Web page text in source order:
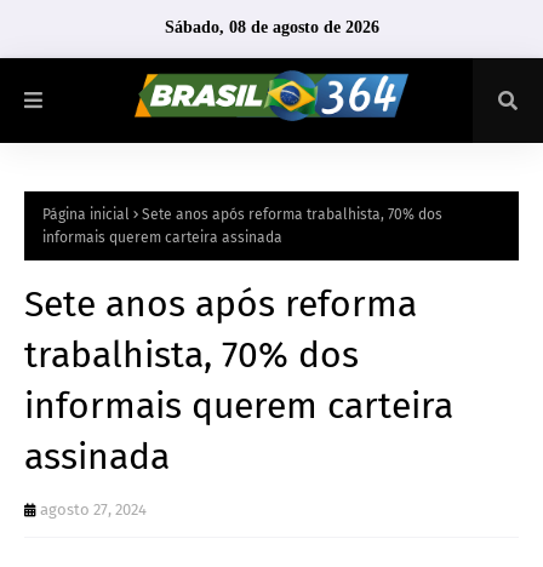
Sábado, 08 de agosto de 2026
Página inicial
Sete anos após reforma trabalhista, 70% dos
informais querem carteira assinada
Sete anos após reforma
trabalhista, 70% dos
informais querem carteira
assinada
agosto 27, 2024